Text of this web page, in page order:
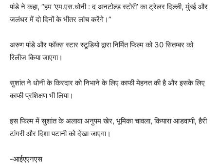
पांडे ने कहा, “हम ‘एम.एस.धोनी : द अनटोल्ड स्टोरी’ का ट्रेलर दिल्ली, मुंबई और
जलंधर में दो दिनों के भीतर लांच करेंगे।”
अरुण पांडे और फॉक्स स्टार स्टूडियो द्वारा निर्मित फिल्म को 30 सितम्बर को
रिलीज किया जाएगा।
सुशांत ने धोनी के किरदार को निभाने के लिए काफी मेहनत की है और इसके लिए
काफी प्रशिक्षण भी लिया।
इस फिल्म में सुशांत के अलावा अनुपम खेर, भूमिका चावला, कियारा आडवाणी, हैरी
टांगरी और दिशा पटानी को देखा जाएगा।
-आईएएनएस